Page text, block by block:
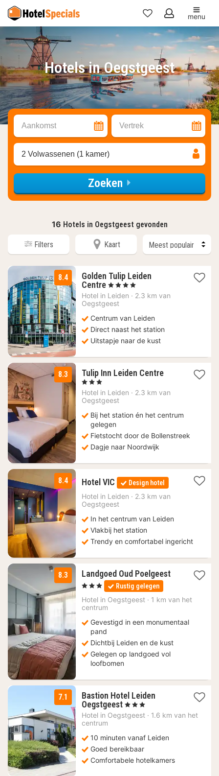
Mijn
favorieten
menu
Hotels in Oegstgeest
Aankomst Vertrek
2 Volwassenen (1 kamer)
Zoeken
16 Hotels in Oegstgeest gevonden
Filters Kaart
8.4
Golden Tulip Leiden
Centre 1
nacht
vanaf
€
, 4 Sterren
Hotel in Leiden · 2.3 km van
Oegstgeest
Centrum van Leiden
Direct naast het station
Uitstapje naar de kust
8.3 Tulip Inn Leiden Centre1
vanaf
, 3 Sterren
Hotel in Leiden · 2.3 km van
Oegstgeest
Bij het station én het centrum
gelegen
Fietstocht door de Bollenstreek
Dagje naar Noordwijk
8.4 Hotel VIC 1
nacht
vanaf
107
Design hotel
Hotel in Leiden · 2.3 km van
Oegstgeest
In het centrum van Leiden
Vlakbij het station
Trendy en comfortabel ingericht
8.3 Landgoed Oud Poelgeest1
112,75
, 3 Sterren Rustig gelegen
Hotel in Oegstgeest · 1 km van het
centrum
Gevestigd in een monumentaal
pand
Dichtbij Leiden en de kust
Gelegen op landgoed vol
loofbomen
7.1
Bastion Hotel Leiden
Oegstgeest 1
nacht
vanaf
€
, 3 Sterren
Hotel in Oegstgeest · 1.6 km van het
centrum
10 minuten vanaf Leiden
Goed bereikbaar
Comfortabele hotelkamers